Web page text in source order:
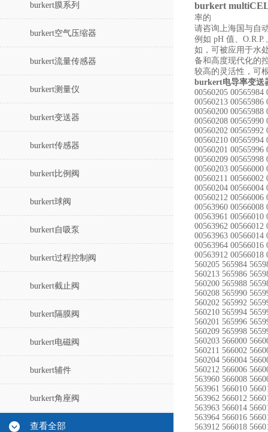
burkert膜系列
burkert空气压缩器
burkert流量传感器
burkert测量仪
burkert变送器
burkert传感器
burkert比例阀
burkert球阀
burkert自吸泵
burkert过程控制阀
burkert截止阀
burkert隔膜阀
burkert电磁阀
burkert辅件
burkert角座阀
查看全部
burkert
率的
请咨询上海国与自
例如 pH 值、
如，可被应用于水
备和高度现代化的
较高的灵活性，可
burkert电导率变送
00560205 00565984
00560213 00565986
00560200 00565988
00560208 00565990
00560202 00565992
00560210 00565994
00560201 00565996
00560209 00565998
00560203 00566000
00560211 00566002
00560204 00566004
00560212 00566006
00563960 00566008
00563961 00566010
00563962 00566012
00563963 00566014
00563964 00566016
00563912 00566018
560205 565984
560213 565986
560200 565988
560208 565990
560202 565992
560210 565994
560201 565996
560209 565998
560203 566000
560211 566002
560204 566004
560212 566006
563960 566008
563961 566010
563962 566012
563963 566014
563964 566016
563912 566018